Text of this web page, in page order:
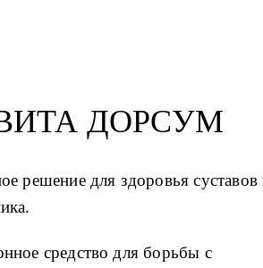
ДОРСУМ
решение для здоровья суставов
средство для борьбы с